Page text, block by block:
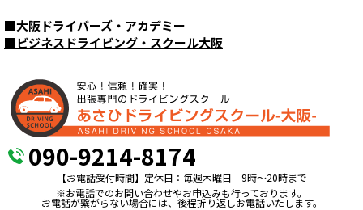
■大阪ドライバーズ・アカデミー
■ビジネスドライビング・スクール大阪
090-9214-8174
【お電話受付時間】定休日：毎週木曜日 9時〜20時まで
※お電話でのお問い合わせやお申込みも行っております。
お電話が繋がらない場合には、後程折り返しお電話いたします。